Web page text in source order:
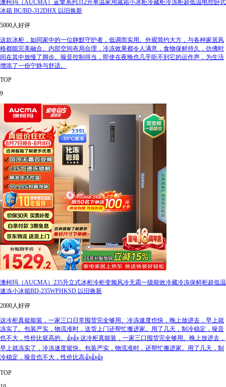
澳柯玛（AUCMA）蓝擎系列312升单温家用减霜小冰柜冷藏柜冷冻柜超低温电控卧式
冰箱 BC/BD-312DHX 以旧换新
5000人好评
这款冰柜，如同家中的一位静默守护者，低调而实用。外观简约大方，与各种家居风
格都能完美融合。内部空间布局合理，冷冻效果都令人满意，食物保鲜持久，仿佛时
间在其中放慢了脚步。噪音控制得当，即使在夜晚也几乎听不到它的运作声，为生活
增添了一份宁静与舒适。
TOP
9
澳柯玛（AUCMA）235升立式冰柜冷柜变频风冷无霜一级能效冷藏冷冻保鲜柜超低温
速冻小冰箱BD-235WPHKSD 以旧换新
2000人好评
这冷柜真挺能装，一家三口日常囤货完全够用。冷冻速度也快，晚上放进去，早上就
冻实了。包装严实，物流准时，送货上门还帮忙搬进家。用了几天，制冷稳定，噪音
也不大，性价比挺高的。👍👍 这冷柜真能装，一家三口囤货完全够用。晚上放进去，
早上就冻实了，冷冻速度挺快。包装严实，物流准时，还帮忙搬进家。用了几天，制
冷稳定，噪音也不大，性价比高👍👍👍
TOP